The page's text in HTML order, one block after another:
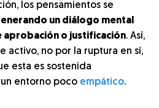
los pensamientos se
un diálogo mental
aprobación o justificación. Así,
activo, no por la ruptura en sí,
esta es sostenida
entorno poco empático.